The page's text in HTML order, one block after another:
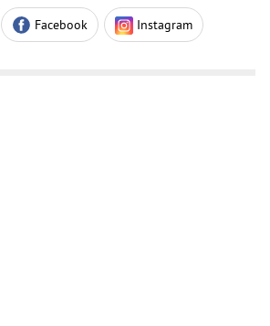
Facebook Instagram